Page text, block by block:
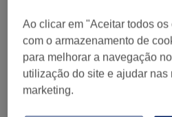
Procurar mais centros
Ao clicar em "Aceitar todos
com o armazenamento de
para melhorar a navegação
utilização do site e ajudar
marketing.